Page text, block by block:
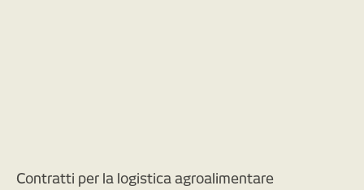
Contratti per la logistica agroalimentare